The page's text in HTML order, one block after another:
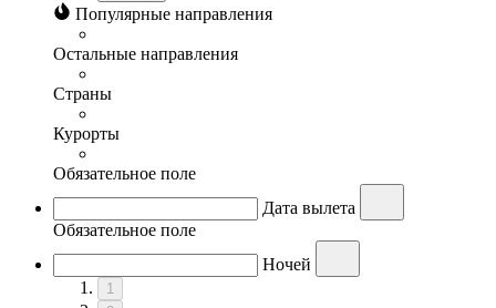
Популярные направления
Остальные направления
Страны
Курорты
Обязательное поле
Дата вылета
Обязательное поле
Ночей
1